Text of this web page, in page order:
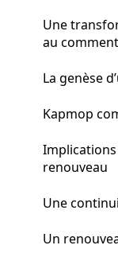
Une
au comment
La genèse
Kapmop
renouveau
Une
Un